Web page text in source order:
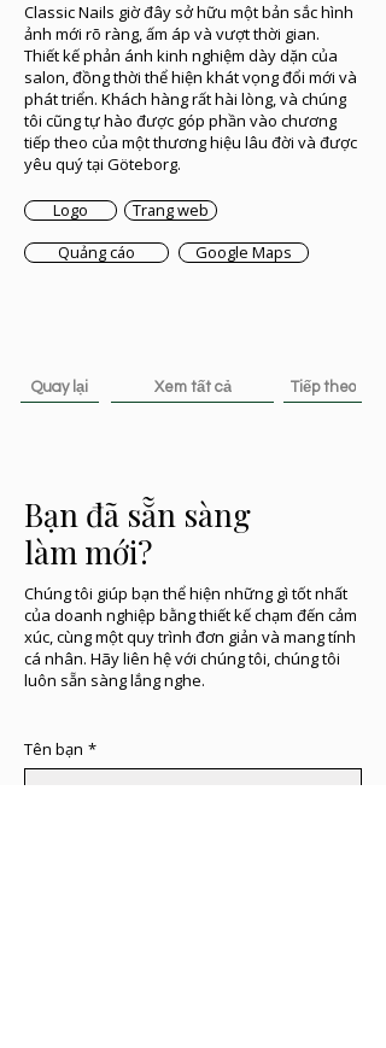
Classic Nails giờ đây sở hữu một bản sắc hình
ảnh mới rõ ràng, ấm áp và vượt thời gian.
Thiết kế phản ánh kinh nghiệm dày dặn của
salon, đồng thời thể hiện khát vọng đổi mới và
phát triển. Khách hàng rất hài lòng, và chúng
tôi cũng tự hào được góp phần vào chương
tiếp theo của một thương hiệu lâu đời và được
yêu quý tại Göteborg.
Logo
Trang web
Quảng cáo
Google Maps
Quay lại Xem tất cả Tiếp theo
Bạn đã sẵn sàng
làm mới?
Chúng tôi giúp bạn thể hiện những gì tốt nhất
của doanh nghiệp bằng thiết kế chạm đến cảm
xúc, cùng một quy trình đơn giản và mang tính
cá nhân. Hãy liên hệ với chúng tôi, chúng tôi
luôn sẵn sàng lắng nghe.
Tên bạn *